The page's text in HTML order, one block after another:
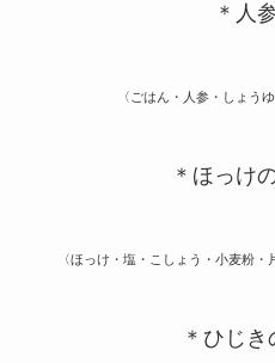
＊人
〈ごはん・人参・しょう
＊ほっけ
〈ほっけ・塩・こしょう・小麦粉・
＊ひじ